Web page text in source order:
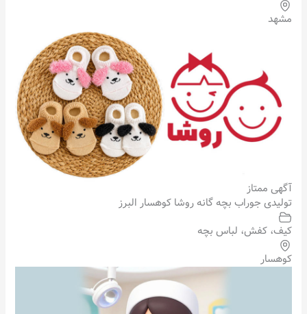
مشهد
آگهی ممتاز
تولیدی جوراب بچه گانه روشا کوهسار البرز
کیف، کفش، لباس بچه
کوهسار